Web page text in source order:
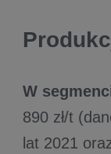
W
890 zł/t
lat 2021